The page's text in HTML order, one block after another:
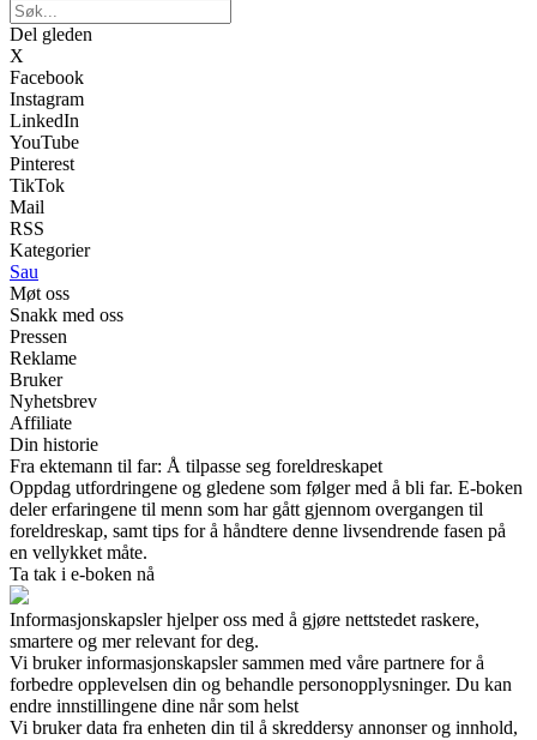
Del gleden
X
Facebook
Instagram
LinkedIn
YouTube
Pinterest
TikTok
Mail
RSS
Kategorier
Sau
Møt oss
Snakk med oss
Pressen
Reklame
Bruker
Nyhetsbrev
Affiliate
Din historie
Fra ektemann til far: Å tilpasse seg foreldreskapet
Oppdag utfordringene og gledene som følger med å bli far. E-boken
deler erfaringene til menn som har gått gjennom overgangen til
foreldreskap, samt tips for å håndtere denne livsendrende fasen på
en vellykket måte.
Ta tak i e-boken nå
Informasjonskapsler hjelper oss med å gjøre nettstedet raskere,
smartere og mer relevant for deg.
Vi bruker informasjonskapsler sammen med våre partnere for å
forbedre opplevelsen din og behandle personopplysninger. Du kan
endre innstillingene dine når som helst
Vi bruker data fra enheten din til å skreddersy annonser og innhold,